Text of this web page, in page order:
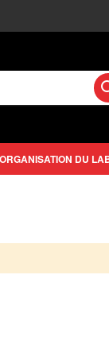
ORGANISATION DU